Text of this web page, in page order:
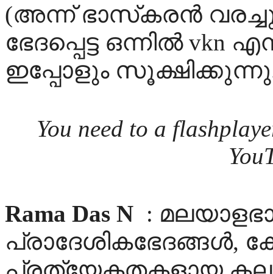
(അന്ന് ഭാസ്‌കരന്‍ വരച്ചു
ഭേദപ്പെട്ട ഒന്നില്‍ vkn
ഇപ്പോളും
You need to a
Rama Das N :
പ്രാദേശികഭേദങ്ങള്‍,